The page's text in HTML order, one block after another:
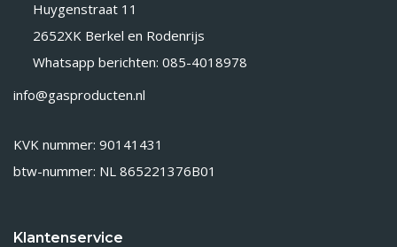
Huygenstraat 11
2652XK Berkel en Rodenrijs
Whatsapp berichten: 085-4018978
info@gasproducten.nl
KVK nummer: 90141431
btw-nummer: NL 865221376B01
Klantenservice